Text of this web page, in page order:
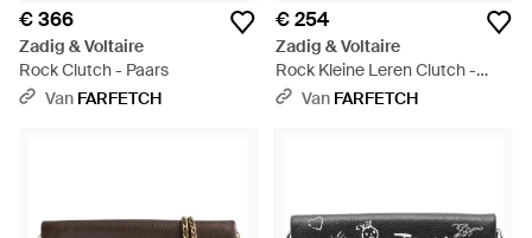
€ 366
Zadig & Voltaire
Rock Clutch - Paars
Van FARFETCH
€ 254
Zadig & Voltaire
Rock Kleine Leren Clutch -
BruinVan FARFETCH